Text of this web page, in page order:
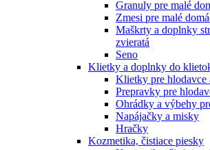
Granuly pre malé
Zmesi pre malé
Maškrty a doplnky
zvieratá
Seno
Klietky a doplnky do
Klietky pre hlodavce
Prepravky pre
Ohrádky a výbehy
Napájačky a misky
Hračky
Kozmetika, čistiace piesky